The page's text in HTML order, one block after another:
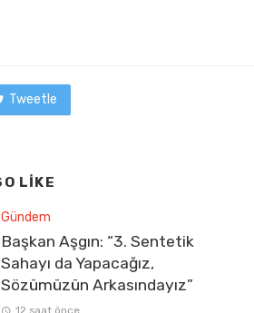
Tweetle
LIKE
Gündem
Başkan Aşgın: “3. Sentetik
Sahayı da Yapacağız,
Sözümüzün Arkasındayız”
12 saat önce